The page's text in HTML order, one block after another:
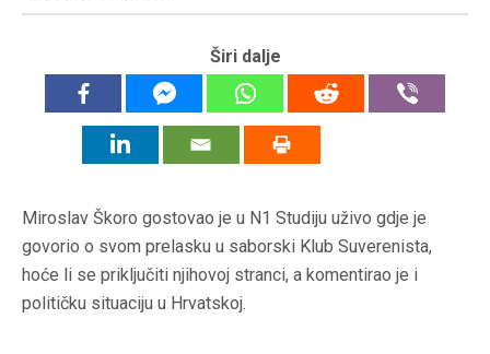
Širi dalje
Miroslav Škoro gostovao je u N1 Studiju uživo gdje je
govorio o svom prelasku u saborski Klub Suverenista,
hoće li se priključiti njihovoj stranci, a komentirao je i
političku situaciju u Hrvatskoj.